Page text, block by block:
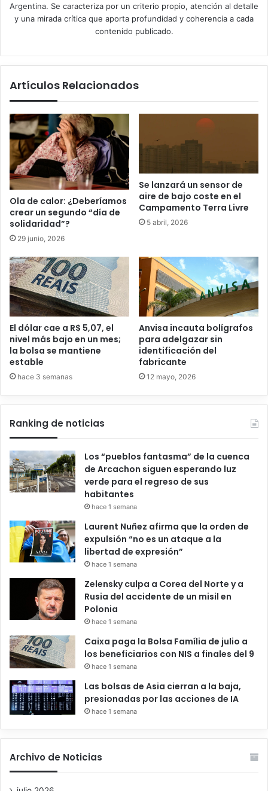
Argentina. Se caracteriza por un criterio propio, atención al detalle
y una mirada crítica que aporta profundidad y coherencia a cada
contenido publicado.
Artículos Relacionados
Ola de calor: ¿Deberíamos
crear un segundo “día de
solidaridad”?
29 junio, 2026
Se lanzará un sensor de
aire de bajo coste en el
Campamento Terra Livre
5 abril, 2026
El dólar cae a R$ 5,07, el
nivel más bajo en un mes;
la bolsa se mantiene
estable
hace 3 semanas
Anvisa incauta bolígrafos
para adelgazar sin
identificación del
fabricante
12 mayo, 2026
Ranking de noticias
Los “pueblos fantasma” de la cuenca
de Arcachon siguen esperando luz
verde para el regreso de sus
habitantes
hace 1 semana
Laurent Nuñez afirma que la orden de
expulsión “no es un ataque a la
libertad de expresión”
hace 1 semana
Zelensky culpa a Corea del Norte y a
Rusia del accidente de un misil en
Polonia
hace 1 semana
Caixa paga la Bolsa Família de julio a
los beneficiarios con NIS a finales del 9
hace 1 semana
Las bolsas de Asia cierran a la baja,
presionadas por las acciones de IA
hace 1 semana
Archivo de Noticias